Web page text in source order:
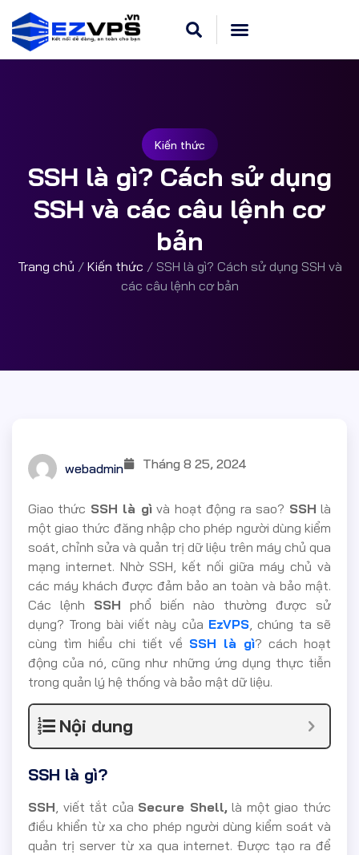
Kiến thức
SSH là gì? Cách sử dụng
SSH và các câu lệnh cơ
bản
Trang chủ / Kiến thức / SSH là gì? Cách sử dụng SSH và
các câu lệnh cơ bản
webadmin Tháng 8 25, 2024
Giao thức SSH là gìvà hoạt động ra sao? SSH là
một giao thức đăng nhập cho phép người dùng kiểm
soát, chỉnh sửa và quản trị dữ liệu trên máy chủ qua
mạng internet. Nhờ SSH, kết nối giữa máy chủ và
các máy khách được đảm bảo an toàn và bảo mật.
Các lệnh SSH phổ biến nào thường được sử
dụng? Trong bài viết này của EzVPS, chúng ta sẽ
cùng tìm hiểu chi tiết về SSH là gì? cách hoạt
động của nó, cũng như những ứng dụng thực tiễn
trong quản lý hệ thống và bảo mật dữ liệu.
Nội dung
SSH là gì?
SSH , viết tắt của Secure Shell,là một giao thức
điều khiển từ xa cho phép người dùng kiểm soát và
quản trị server từ xa qua internet. Được tạo ra để